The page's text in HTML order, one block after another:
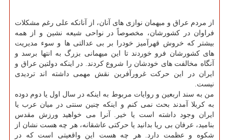
از مردم عراق و میهمان نوازی های آنان، از آنانكه علی رغم مشكلات
فراوان در كشورشان، مخصوصاً در نواحی شیعه نشین و از همه
بیشتر كه خروش قهرآمیز خودرا بر بی عدالتی ها و سوء مدیریت
های كشورشان فرو خوردند تا این میهمانی بزرگ به انتها برسد و
آنگاه مخالفت های خودشان را شروع كردند. در اینكه دولتین عراق و
ایران در این حركت غرورآفرین نقش مهمی داشته اند تردیدی
نیست.
من به سند اربعین و روایات مربوط به اینكه در سال اول یا دوم دوده
به كربلا آمدند بحث نمی كنم و اینكه چنین سنتی در میان عرب یا
ایران وجود داشته است یا خیر. آنرا می خواهید ورزش مقدس
بنامید، عرفان بی ریا بدانید یا حركتی عاشقانه، هر چه هست نشان از
شكوه و عظمت دارد. هر چه هست این واقعیتی است كه در